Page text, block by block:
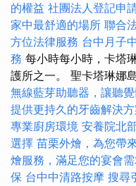
的權益 社團法人登記申
家中最舒適的場所 聯合
方位法律服務 台中月子
務 每小時每小時，卡塔
護所之一。 聖卡塔琳娜
無線藍芽助聽器，讓聽
提供更持久的牙齒解決
專業廚房環境 安養院北
選擇 苗栗外燴，為您帶
燴服務，滿足您的宴會
保 台中中清路按摩 搜尋